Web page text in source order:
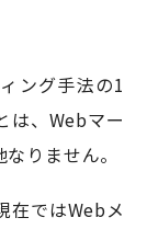
ング手法の1
は、Webマー
りません。
在ではWebメ